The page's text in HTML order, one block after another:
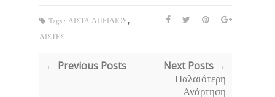
Tags : ΛΙΣΤΑ ΑΠΡΙΛΙΟΥ,
ΛΙΣΤΕΣ
← Previous Posts Next Posts →
Παλαιότερη
Ανάρτηση